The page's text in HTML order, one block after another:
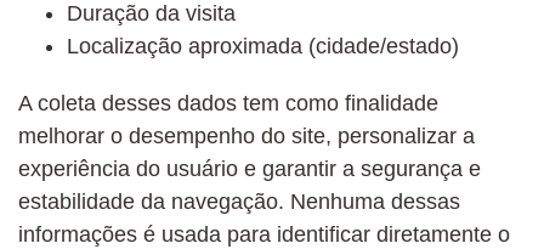
Duração da visita
Localização aproximada (cidade/estado)
A coleta desses dados tem como finalidade
melhorar o desempenho do site, personalizar a
experiência do usuário e garantir a segurança e
estabilidade da navegação. Nenhuma dessas
informações é usada para identificar diretamente o